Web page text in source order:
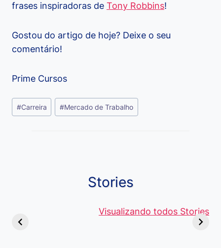
frases inspiradoras de Tony Robbins!
Gostou do artigo de hoje? Deixe o seu
comentário!
Prime Cursos
Tags
do
#Carreira #Mercado de Trabalho
Stories
Visualizando todos Stories
Diferença e
de 5 Centavos
Curso de
Pacote